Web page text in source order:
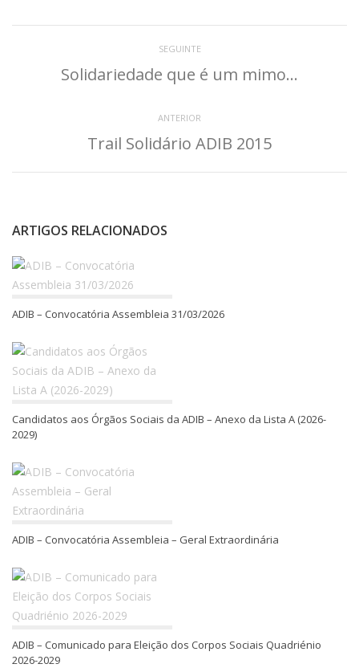
SEGUINTE
Solidariedade que é um mimo…
ANTERIOR
Trail Solidário ADIB 2015
ARTIGOS RELACIONADOS
ADIB – Convocatória Assembleia 31/03/2026
Candidatos aos Órgãos Sociais da ADIB – Anexo da Lista A (2026-
2029)
ADIB – Convocatória Assembleia – Geral Extraordinária
ADIB – Comunicado para Eleição dos Corpos Sociais Quadriénio
2026-2029